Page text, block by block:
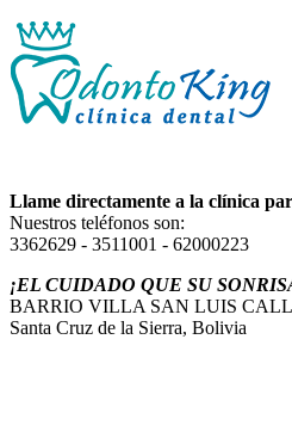
Llame directamente a la clínica
Nuestros teléfonos son:
3362629 - 3511001 - 62000223
¡EL CUIDADO QUE SU
BARRIO VILLA SAN LUIS
Santa Cruz de la Sierra, Bolivia